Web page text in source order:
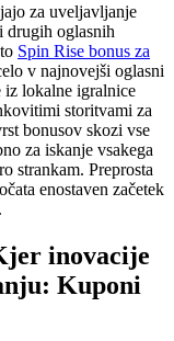
za uveljavljanje
drugih oglasnih
Spin Rise bonus za
v najnovejši oglasni
iz lokalne igralnice
storitvami za
bonusov skozi vse
za iskanje vsakega
strankam. Preprosta
enostaven začetek
inovacije
Kuponi